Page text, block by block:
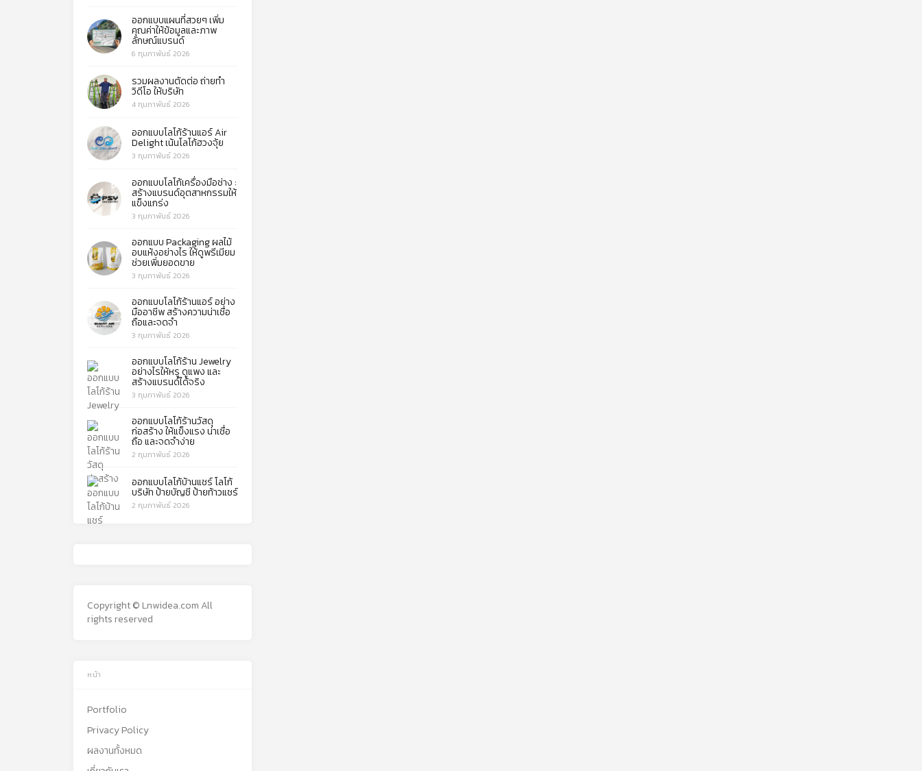
ออกแบบแผนที่สวยๆ เพิ่ม
คุณค่าให้ข้อมูลและภาพ
ลักษณ์แบรนด์
6 กุมภาพันธ์ 2026
รวมผลงานตัดต่อ ถ่ายทำ
วิดีโอ ให้บริษัท
4 กุมภาพันธ์ 2026
ออกแบบโลโก้ร้านแอร์ Air
Delight เน้นโลโก้ฮวงจุ้ย
3 กุมภาพันธ์ 2026
ออกแบบโลโก้เครื่องมือช่าง :
สร้างแบรนด์อุตสาหกรรมให้
แข็งแกร่ง
3 กุมภาพันธ์ 2026
ออกแบบ Packaging ผลไม้
อบแห้งอย่างไร ให้ดูพรีเมียม
ช่วยเพิ่มยอดขาย
3 กุมภาพันธ์ 2026
ออกแบบโลโก้ร้านแอร์ อย่าง
มืออาชีพ สร้างความน่าเชื่อ
ถือและจดจำ
3 กุมภาพันธ์ 2026
ออกแบบโลโก้ร้าน Jewelry
อย่างไรให้หรู ดูแพง และ
สร้างแบรนด์ได้จริง
3 กุมภาพันธ์ 2026
ออกแบบโลโก้ร้านวัสดุ
ก่อสร้าง ให้แข็งแรง น่าเชื่อ
ถือ และจดจำง่าย
2 กุมภาพันธ์ 2026
ออกแบบโลโก้บ้านแชร์ โลโก้
บริษัท ป้ายบัญชี ป้ายท้าวแชร์
2 กุมภาพันธ์ 2026
Copyright © Lnwidea.com All
rights reserved
หน้า
Portfolio
Privacy Policy
ผลงานทั้งหมด